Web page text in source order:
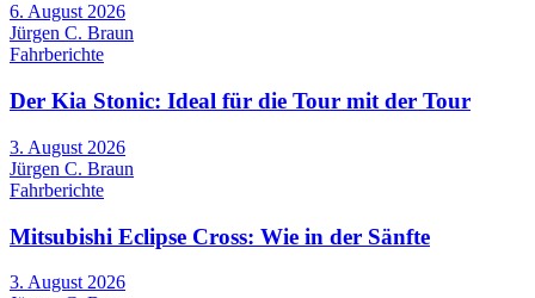
6. August 2026
Jürgen C. Braun
Fahrberichte
Der Kia Stonic: Ideal für die Tour mit der Tour
3. August 2026
Jürgen C. Braun
Fahrberichte
Mitsubishi Eclipse Cross: Wie in der Sänfte
3. August 2026